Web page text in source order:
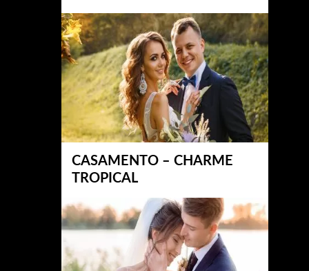
CASAMENTO – CHARME
TROPICAL